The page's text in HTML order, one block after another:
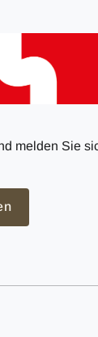
melden Sie